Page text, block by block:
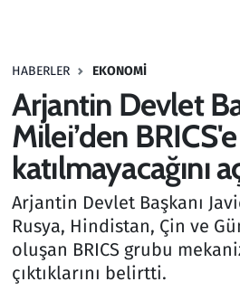
HABERLER EKONOMI
Arjantin Devlet
Milei’den BRICS'e
katılmayacağını
Arjantin Devlet Başkanı
Rusya, Hindistan, Çin ve
oluşan BRICS grubu
çıktıklarını belirtti.
Haber
Kültür Sanat
Kurumsal Haberler
Lezzet Durağı
Memur ve Kamu